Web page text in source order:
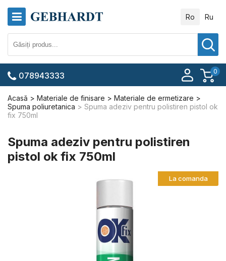
Ro Ru
0
078943333
Acasă Materiale de finisare
Materiale de ermetizare
Spuma poliuretanica
Spuma adeziv pentru polistiren pistol ok
fix 750ml
Spuma adeziv pentru polistiren
pistol ok fix 750ml
La comanda